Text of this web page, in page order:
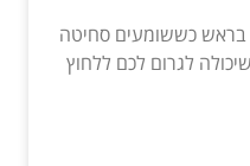
בראש כששומעים סחיטה
לגרום לכם ללחוץ